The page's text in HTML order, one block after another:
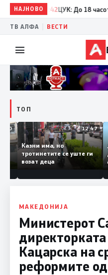
НАЈНОВО
17:42 ЦУК: До 18 часот
ТВ АЛФА ВЕСТИ
ТОП
12:50
и
12:47
Казни има, но
тротинетите се уште ги
возат деца
МАКЕДОНИЈА
Министерот
Кацарска на
реформите